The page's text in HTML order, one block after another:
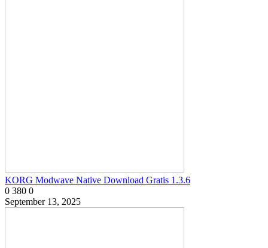
KORG Modwave Native Download Gratis 1.3.6
0 380 0
September 13, 2025